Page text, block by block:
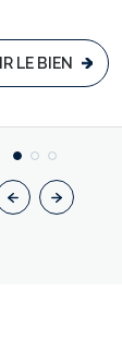
LE BIEN